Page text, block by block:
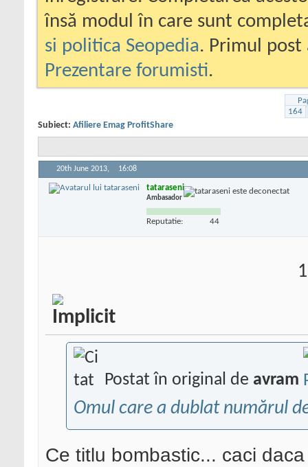
însă modul în care sunt
si politica Seopedia. Primul
Prezentare forumisti.
164
Subiect: Afiliere Emag ProfitShare
20th June 2013, 16:08
tataraseni
Ambasador
Reputatie: 44
Postat în original de avram
Omul care a dublat numărul
Ce titlu bombastic... caci